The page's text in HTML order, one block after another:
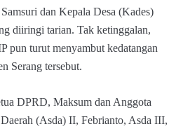
dan Kepala Desa (Kades)
diiringi tarian. Tak ketinggalan,
pun turut menyambut kedatangan
Serang tersebut.
DPRD, Maksum dan Anggota
(Asda) II, Febrianto, Asda III,